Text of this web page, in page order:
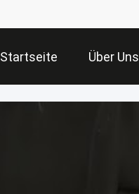
Startseite Über Uns